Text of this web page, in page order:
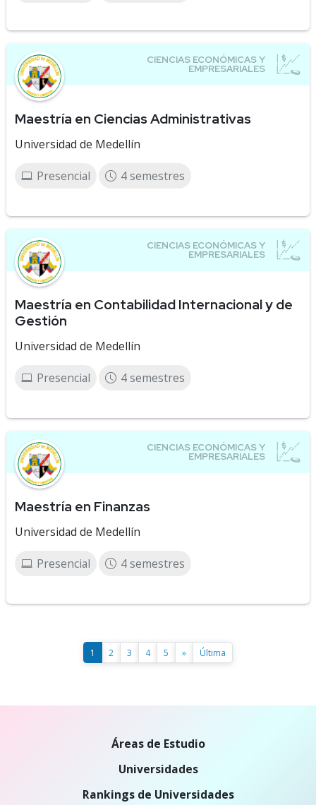
Maestría en Ciencias Administrativas
Universidad de Medellín
Presencial 4 semestres
Maestría en Contabilidad Internacional y de
Gestión
Universidad de Medellín
Presencial 4 semestres
Maestría en Finanzas
Universidad de Medellín
Presencial 4 semestres
1 2 3 4 5 » Última
Áreas de Estudio
Universidades
Rankings de Universidades